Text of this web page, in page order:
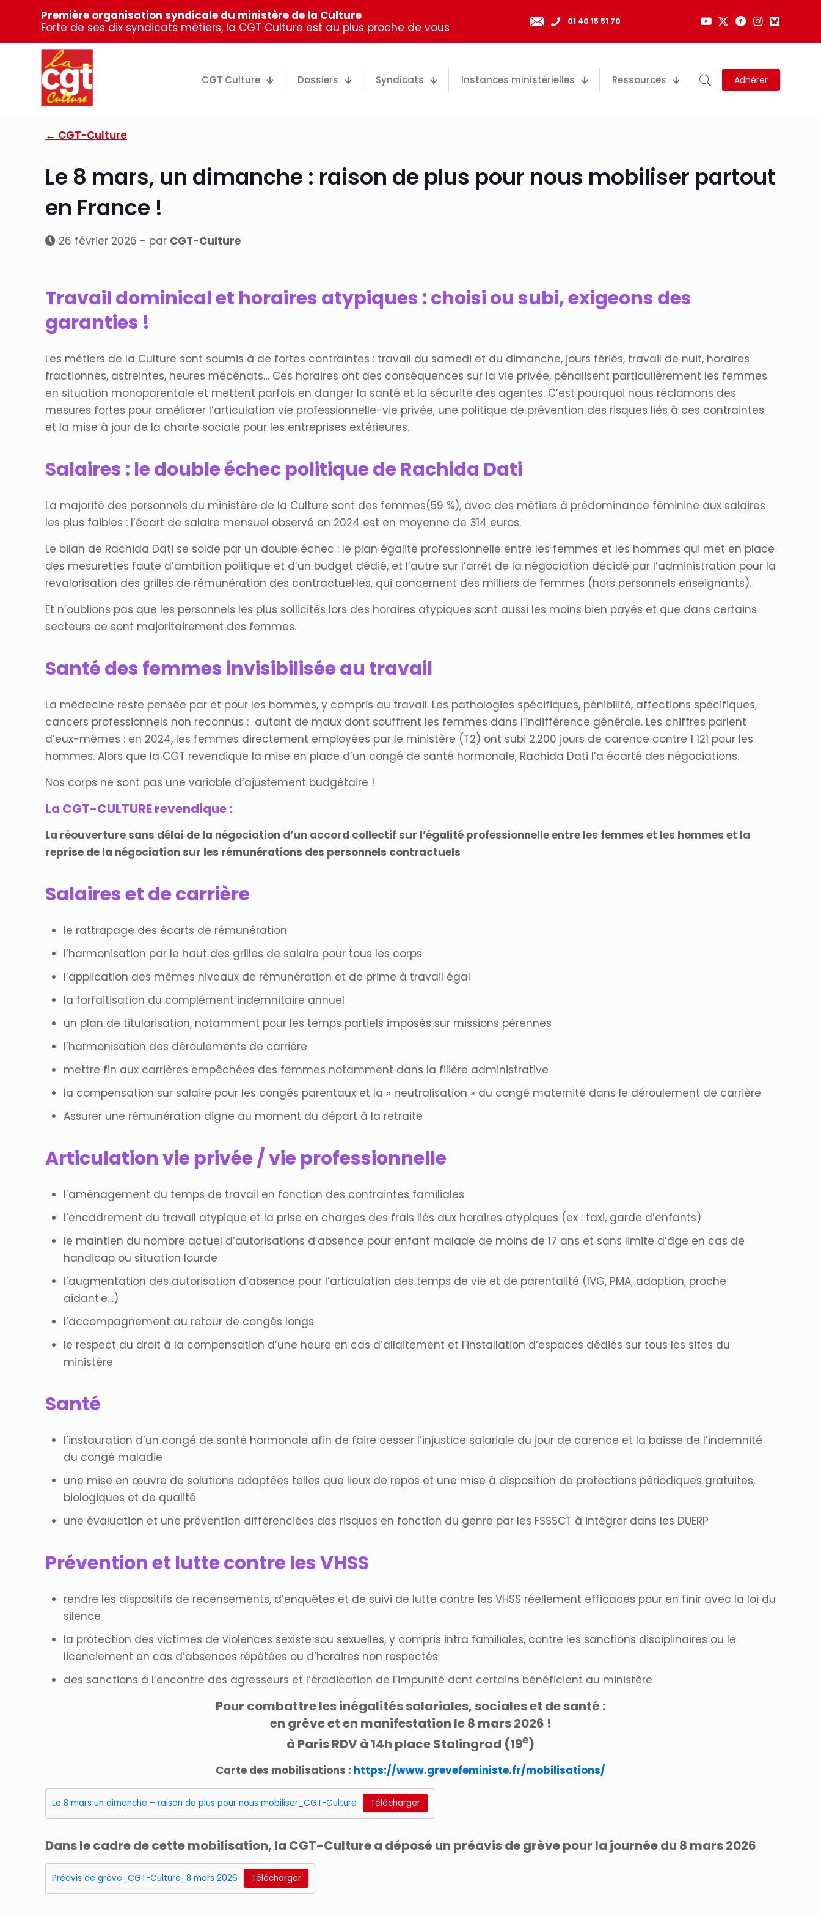
Première organisation syndicale du ministère de la Culture
Forte de ses dix syndicats métiers, la CGT Culture est au plus proche de vous
01 40 15 51 70
CGT Culture Dossiers Syndicats Instances ministérielles Ressources Adhérer
← CGT-Culture
Le 8 mars, un dimanche : raison de plus pour nous mobiliser partout
en France !
26 février 2026 - par CGT-Culture
Travail dominical et horaires atypiques : choisi ou subi, exigeons des
garanties !
Les métiers de la Culture sont soumis à de fortes contraintes : travail du samedi et du dimanche, jours fériés, travail de nuit, horaires
fractionnés, astreintes, heures mécénats… Ces horaires ont des conséquences sur la vie privée, pénalisent particulièrement les femmes
en situation monoparentale et mettent parfois en danger la santé et la sécurité des agentes. C’est pourquoi nous réclamons des
mesures fortes pour améliorer l’articulation vie professionnelle-vie privée, une politique de prévention des risques liés à ces contraintes
et la mise à jour de la charte sociale pour les entreprises extérieures.
Salaires : le double échec politique de Rachida Dati
La majorité des personnels du ministère de la Culture sont des femmes(59 %), avec des métiers à prédominance féminine aux salaires
les plus faibles : l’écart de salaire mensuel observé en 2024 est en moyenne de 314 euros.
Le bilan de Rachida Dati se solde par un double échec : le plan égalité professionnelle entre les femmes et les hommes qui met en place
des mesurettes faute d’ambition politique et d’un budget dédié, et l’autre sur l’arrêt de la négociation décidé par l’administration pour la
revalorisation des grilles de rémunération des contractuel·les, qui concernent des milliers de femmes (hors personnels enseignants).
Et n’oublions pas que les personnels les plus sollicités lors des horaires atypiques sont aussi les moins bien payés et que dans certains
secteurs ce sont majoritairement des femmes.
Santé des femmes invisibilisée au travail
La médecine reste pensée par et pour les hommes, y compris au travail. Les pathologies spécifiques, pénibilité, affections spécifiques,
cancers professionnels non reconnus : autant de maux dont souffrent les femmes dans l’indifférence générale. Les chiffres parlent
d’eux-mêmes : en 2024, les femmes directement employées par le ministère (T2) ont subi 2.200 jours de carence contre 1 121 pour les
hommes. Alors que la CGT revendique la mise en place d’un congé de santé hormonale, Rachida Dati l’a écarté des négociations.
Nos corps ne sont pas une variable d’ajustement budgétaire !
La CGT-CULTURE revendique :
La réouverture sans délai de la négociation d’un accord collectif sur l’égalité professionnelle entre les femmes et les hommes et la
reprise de la négociation sur les rémunérations des personnels contractuels
Salaires et de carrière
le rattrapage des écarts de rémunération
l’harmonisation par le haut des grilles de salaire pour tous les corps
l’application des mêmes niveaux de rémunération et de prime à travail égal
la forfaitisation du complément indemnitaire annuel
un plan de titularisation, notamment pour les temps partiels imposés sur missions pérennes
l’harmonisation des déroulements de carrière
mettre fin aux carrières empêchées des femmes notamment dans la filière administrative
la compensation sur salaire pour les congés parentaux et la « neutralisation » du congé maternité dans le déroulement de carrière
Assurer une rémunération digne au moment du départ à la retraite
Articulation vie privée / vie professionnelle
l’aménagement du temps de travail en fonction des contraintes familiales
l’encadrement du travail atypique et la prise en charges des frais liés aux horaires atypiques (ex : taxi, garde d’enfants)
le maintien du nombre actuel d’autorisations d’absence pour enfant malade de moins de 17 ans et sans limite d’âge en cas de
handicap ou situation lourde
l’augmentation des autorisation d’absence pour l’articulation des temps de vie et de parentalité (IVG, PMA, adoption, proche
aidant·e…)
l’accompagnement au retour de congés longs
le respect du droit à la compensation d’une heure en cas d’allaitement et l’installation d’espaces dédiés sur tous les sites du
ministère
Santé
l’instauration d’un congé de santé hormonale afin de faire cesser l’injustice salariale du jour de carence et la baisse de l’indemnité
du congé maladie
une mise en œuvre de solutions adaptées telles que lieux de repos et une mise à disposition de protections périodiques gratuites,
biologiques et de qualité
une évaluation et une prévention différenciées des risques en fonction du genre par les FSSSCT à intégrer dans les DUERP
Prévention et lutte contre les VHSS
rendre les dispositifs de recensements, d’enquêtes et de suivi de lutte contre les VHSS réellement efficaces pour en finir avec la loi du
silence
la protection des victimes de violences sexiste sou sexuelles, y compris intra familiales, contre les sanctions disciplinaires ou le
licenciement en cas d’absences répétées ou d’horaires non respectés
des sanctions à l’encontre des agresseurs et l’éradication de l’impunité dont certains bénéficient au ministère
Pour combattre les inégalités salariales, sociales et de santé :
en grève et en manifestation le 8 mars 2026 !
à Paris RDV à 14h place Stalingrad (19e)
Carte des mobilisations : https://www.grevefeministe.fr/mobilisations/
Le 8 mars un dimanche – raison de plus pour nous mobiliser_CGT-Culture Télécharger
Dans le cadre de cette mobilisation, la CGT-Culture a déposé un préavis de grève pour la journée du 8 mars 2026
Préavis de grève_CGT-Culture_8 mars 2026 Télécharger